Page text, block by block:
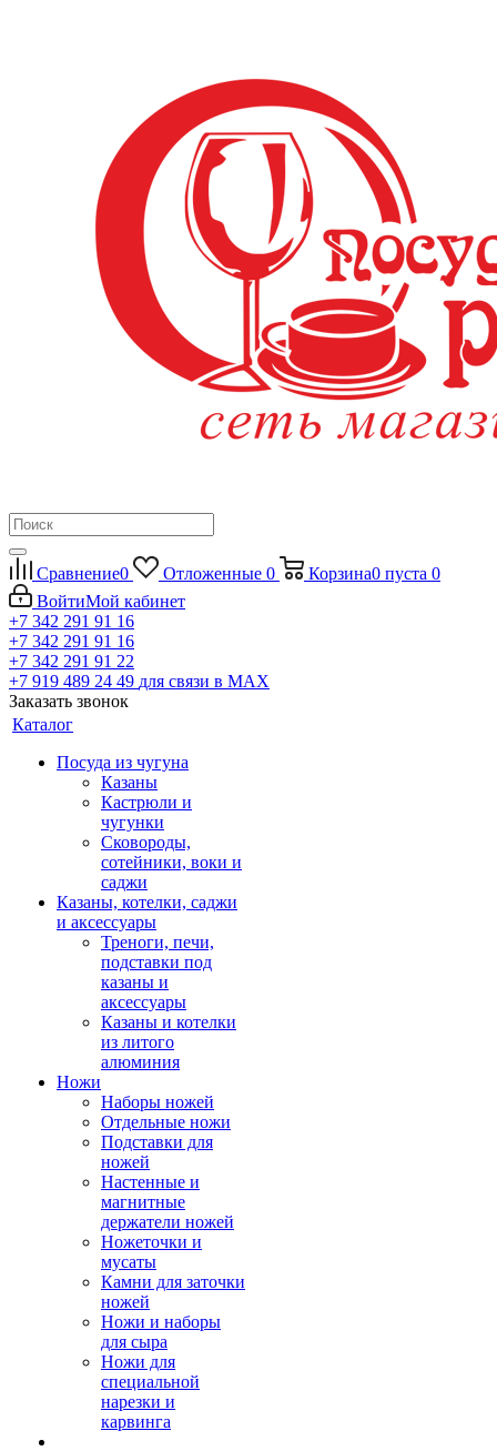
Сравнение0 Отложенные 0 Корзина0 пуста 0
ВойтиМой кабинет
+7 342 291 91 16
+7 342 291 91 16
+7 342 291 91 22
+7 919 489 24 49 для связи в МАХ
Заказать звонок
Каталог
Посуда из чугуна
Казаны
Кастрюли и
чугунки
Сковороды,
сотейники, воки и
саджи
Казаны, котелки, саджи
и аксессуары
Треноги, печи,
подставки под
казаны и
аксессуары
Казаны и котелки
из литого
алюминия
Ножи
Наборы ножей
Отдельные ножи
Подставки для
ножей
Настенные и
магнитные
держатели ножей
Ножеточки и
мусаты
Камни для заточки
ножей
Ножи и наборы
для сыра
Ножи для
специальной
нарезки и
карвинга